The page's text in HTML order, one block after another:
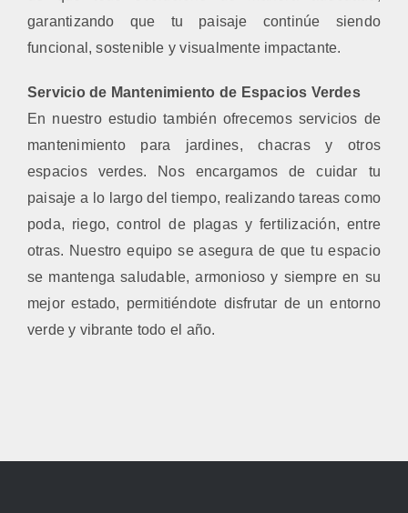
garantizando que tu paisaje continúe siendo
funcional, sostenible y visualmente impactante.
Servicio de Mantenimiento de Espacios Verdes
En nuestro estudio también ofrecemos servicios de
mantenimiento para jardines, chacras y otros
espacios verdes. Nos encargamos de cuidar tu
paisaje a lo largo del tiempo, realizando tareas como
poda, riego, control de plagas y fertilización, entre
otras. Nuestro equipo se asegura de que tu espacio
se mantenga saludable, armonioso y siempre en su
mejor estado, permitiéndote disfrutar de un entorno
verde y vibrante todo el año.